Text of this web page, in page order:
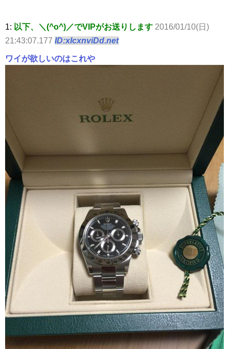
1: 以下、＼(^o^)／でVIPがお送りします 2016/01/10(日)
21:43:07.177 ID:xIcxnviDd.net
ワイが欲しいのはこれや